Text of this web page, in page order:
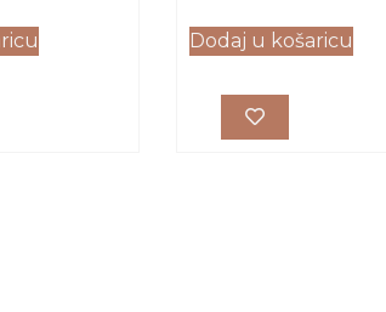
Dodaj u košaricu